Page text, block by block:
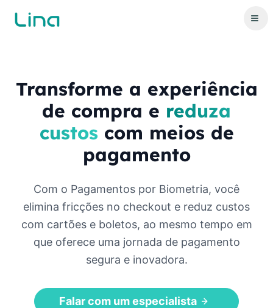
Transforme a experiência
de compra e reduza
custos com meios de
pagamento
Com o Pagamentos por Biometria, você
elimina fricções no checkout e reduz custos
com cartões e boletos, ao mesmo tempo em
que oferece uma jornada de pagamento
segura e inovadora.
Falar com um especialista